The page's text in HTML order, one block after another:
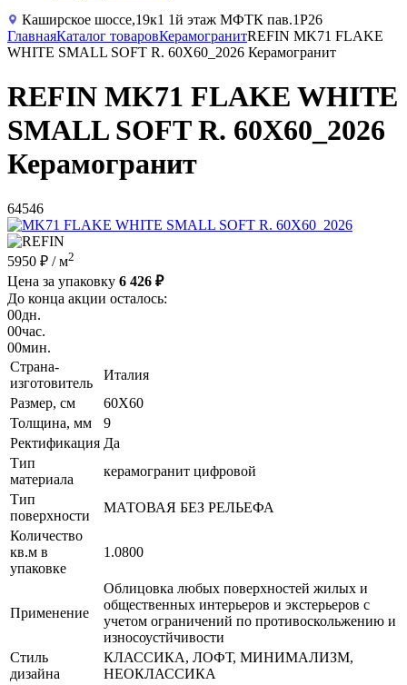
Каширское шоссе,19к1 1й этаж МФТК пав.1Р26
ГлавнаяКаталог товаровКерамогранитREFIN MK71 FLAKE
WHITE SMALL SOFT R. 60X60_2026 Керамогранит
REFIN MK71 FLAKE WHITE
SMALL SOFT R. 60X60_2026
Керамогранит
64546
5950 ₽ / м2
Цена за упаковку 6 426 ₽
До конца акции осталось:
00дн.
00час.
00мин.
Страна-
изготовитель
Италия
Размер, см
60X60
Толщина, мм
9
Ректификация Да
Тип
материала
керамогранит цифровой
Тип
поверхности
МАТОВАЯ БЕЗ РЕЛЬЕФА
Количество
кв.м в
упаковке
1.0800
Применение
Облицовка любых поверхностей жилых и
общественных интерьеров и экстерьеров с
учетом ограничений по противоскольжению и
износоустйчивости
Стиль
дизайна
КЛАССИКА, ЛОФТ, МИНИМАЛИЗМ,
НЕОКЛАССИКА